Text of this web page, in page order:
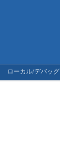
ローカル/デバッグ